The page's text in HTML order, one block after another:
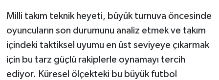
Milli takım teknik heyeti, büyük turnuva öncesinde
oyuncuların son durumunu analiz etmek ve takım
içindeki taktiksel uyumu en üst seviyeye çıkarmak
için bu tarz güçlü rakiplerle oynamayı tercih
ediyor. Küresel ölçekteki bu büyük futbol